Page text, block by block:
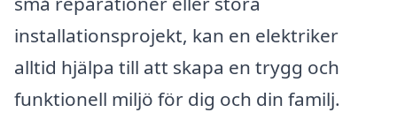
installationsprojekt, kan en elektriker
alltid hjälpa till att skapa en trygg och
funktionell miljö för dig och din familj.